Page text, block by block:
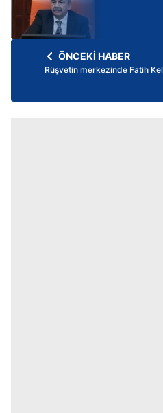
ÖNCEKİ HABER
Rüşvetin merkezinde Fatih